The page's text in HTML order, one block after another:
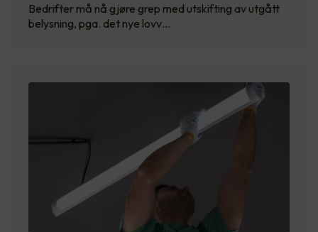
Bedrifter må nå gjøre grep med utskifting av utgått
belysning, pga. det nye lovv…